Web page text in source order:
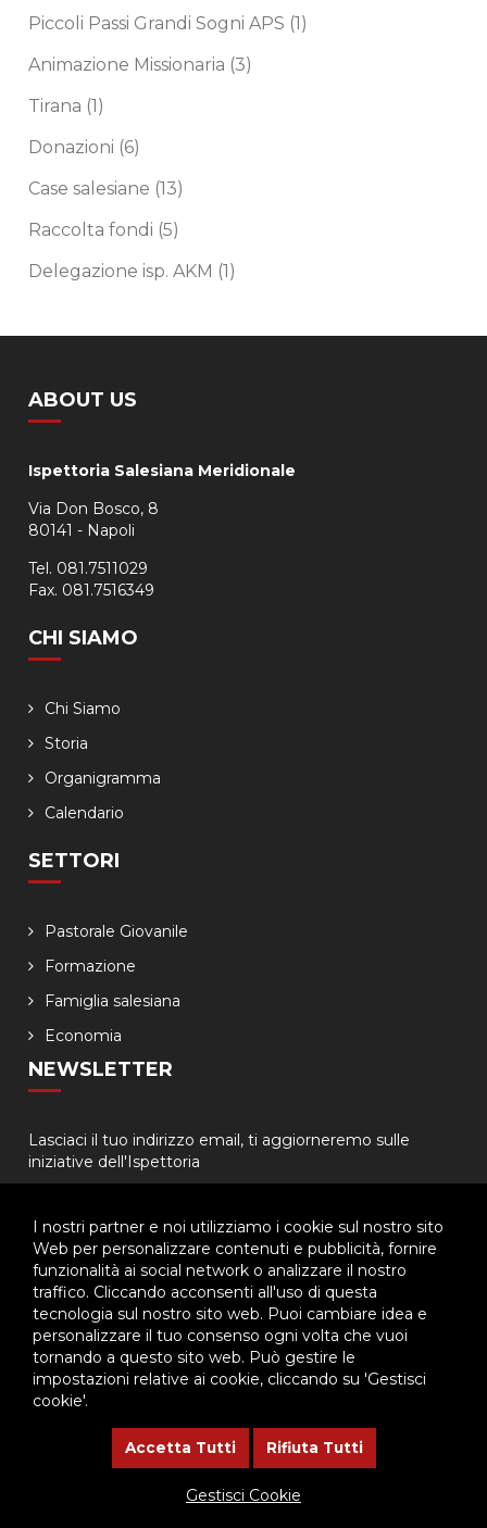
I nostri partner e noi utilizziamo i cookie sul nostro sito
Web per personalizzare contenuti e pubblicità, fornire
funzionalità ai social network o analizzare il nostro
traffico. Cliccando acconsenti all'uso di questa
tecnologia sul nostro sito web. Puoi cambiare idea e
personalizzare il tuo consenso ogni volta che vuoi
tornando a questo sito web. Può gestire le
impostazioni relative ai cookie, cliccando su 'Gestisci
cookie'.
Accetta Tutti Rifiuta Tutti
Gestisci Cookie
Piccoli Passi Grandi Sogni APS (1)
Animazione Missionaria (3)
Tirana (1)
Donazioni (6)
Case salesiane (13)
Raccolta fondi (5)
Delegazione isp. AKM (1)
ABOUT US
Ispettoria Salesiana Meridionale
Via Don Bosco, 8
80141 - Napoli
Tel. 081.7511029
Fax. 081.7516349
CHI SIAMO
Chi Siamo
Storia
Organigramma
Calendario
SETTORI
Pastorale Giovanile
Formazione
Famiglia salesiana
Economia
NEWSLETTER
Lasciaci il tuo indirizzo email, ti aggiorneremo sulle
iniziative dell'Ispettoria
© 2026 - Ispettoria Salesiana Meridionale - All rights reserved. | P.IVA
80057280630 |
Privacy & Cookie Policy - Gestisci Cookie
Questo plugin utilizza cookie per raccogliere dati e cookie di
terze parti per migliorare l'esperienza utente. Per visualizzare il
plugin è necessario dare il consenso.
Clicca qui per modificare le preferenze sulla Cookie Policy